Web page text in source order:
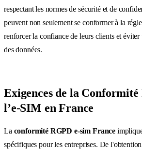
respectant les normes de sécurité et de
peuvent non seulement se conformer à la
renforcer la confiance de leurs clients et
des données.
Exigences de la
l’e-SIM en France
La conformité RGPD e-sim France
spécifiques pour les entreprises. De